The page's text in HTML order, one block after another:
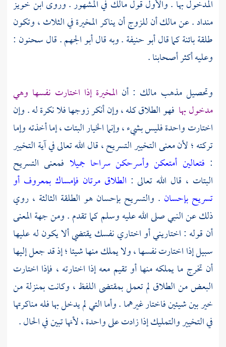
المدخول بها . والأول قولمالك في المشهور . وروىابن خويز
منداد. عنمالكأن للزوج أن يناكر المخيرة في الثلاث ، وتكون
طلقة بائنة كما قالأبو حنيفة. وبه قالأبو الجهم. قالسحنون :
وعليه أكثر أصحابنا .
وتحصيل مذهب مالك : أن المخيرة إذا اختارت نفسها وهي
مدخول بها فهو الطلاق كله ، وإن أنكر زوجها فلا نكرة له . وإن
اختارت واحدة فليس بشيء ، وإنما الخيار البتات ، إما أخذته وإما
تركته ؛ لأن معنى التخيير التسريح ، قال الله تعالى في آية التخيير
: فتعالين أمتعكن وأسرحكن سراحا جميلا فمعنى التسريح
البتات ، قال الله تعالى : الطلاق مرتان فإمساك بمعروف أو
تسريح بإحسان . والتسريح بإحسان هو الطلقة الثالثة ، روي
ذلك عن النبي صلى الله عليه وسلم كما تقدم . ومن جهة المعنى
أن قوله : اختاريني أو اختاري نفسك يقتضي ألا يكون له عليها
سبيل إذا اختارت نفسها ، ولا يملك منها شيئا ؛ إذ قد جعل إليها
أن تخرج ما يملكه منها أو تقيم معه إذا اختارته ، فإذا اختارت
البعض من الطلاق لم تعمل بمقتضى اللفظ ، وكانت بمنزلة من
خير بين شيئين فاختار غيرهما . وأما التي لم يدخل بها فله مناكرتها
في التخيير والتمليك إذا زادت على واحدة ، لأنها تبين في الحال .